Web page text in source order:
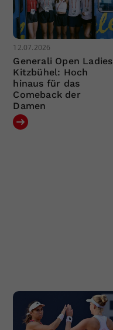
12.07.2026
Generali Open Ladies
Kitzbühel: Hoch
hinaus für das
Comeback der
Damen